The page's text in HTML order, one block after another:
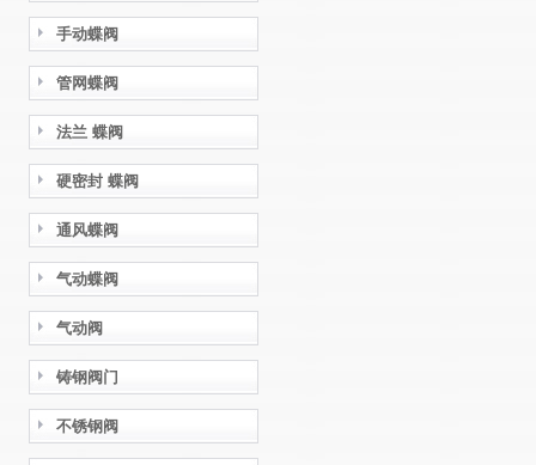
手动蝶阀
管网蝶阀
法兰 蝶阀
硬密封 蝶阀
通风蝶阀
气动蝶阀
气动阀
铸钢阀门
不锈钢阀